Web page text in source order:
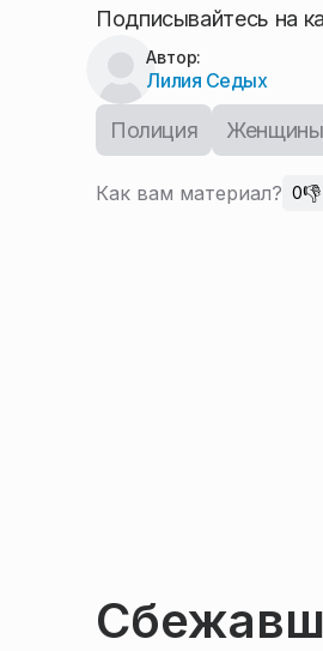
Подписывайтесь на
Автор:
Лилия Седых
Полиция Женщины
Как вам материал? 0👎